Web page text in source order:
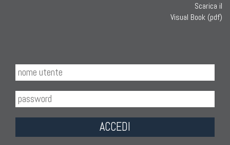
Scarica il
Visual Book (pdf)
ACCEDI